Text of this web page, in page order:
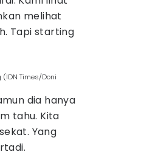
melihat
Tapi starting
(IDN Times/Doni
dia hanya
tahu. Kita
Yang